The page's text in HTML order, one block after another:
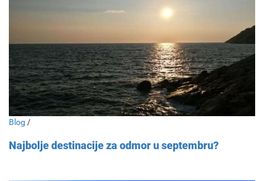
Blog /
Najbolje destinacije za odmor u septembru?